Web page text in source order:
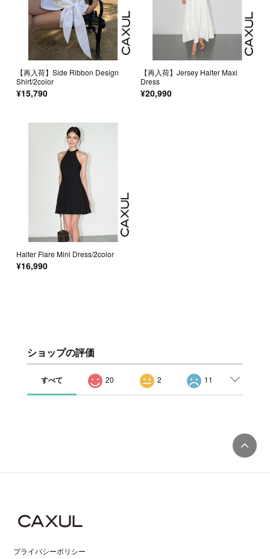
【再入荷】Side Ribbon Design
Shirt/2color
¥15,790
【再入荷】Jersey Halter Maxi
Dress
¥20,990
Halter Flare Mini Dress/2color
¥16,990
ショップの評価
すべて 20 2 11
プライバシーポリシー